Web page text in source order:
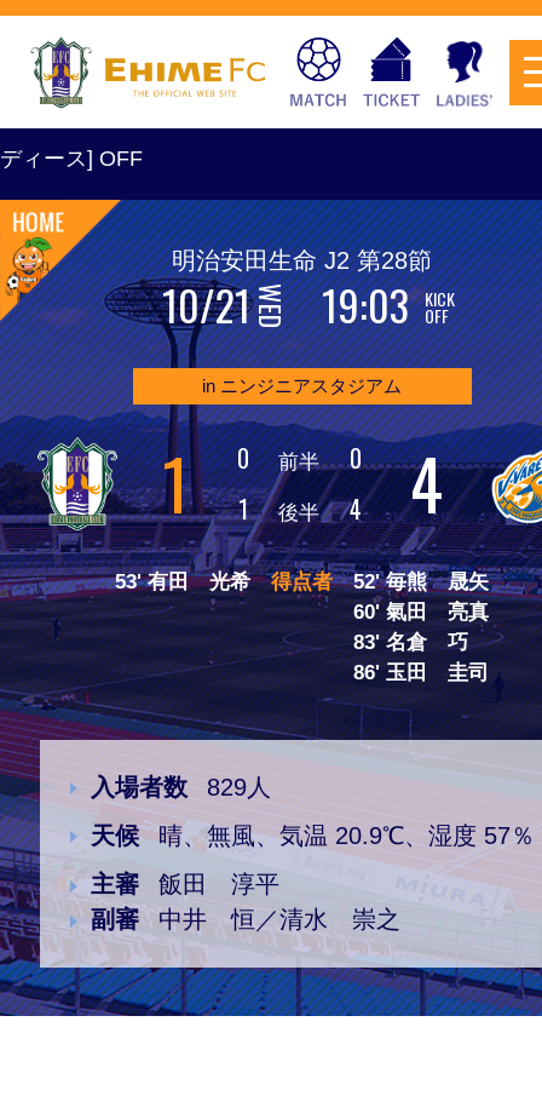
試合日程・結果 アクセス
クラブ・会社情報 レディース
スクール 募集中！
ファンクラブ 試合を観戦
チケットを購入
トップチーム アカデミー
スポンサー グッズ
スケジュール
明治安田生命 J2 第28節
10/21WED 19:03 KICK
OFF
in ニンジニアスタジアム
1 0 前半
0
1
後半 4 4
53' 有田 光希 得点者
52' 毎熊 晟矢
60' 氣田 亮真
83' 名倉 巧
86' 玉田 圭司
入場者数
829人
天候 晴、無風、気温 20.9℃、湿度 57％
主審
飯田 淳平
副審 中井 恒／清水 崇之